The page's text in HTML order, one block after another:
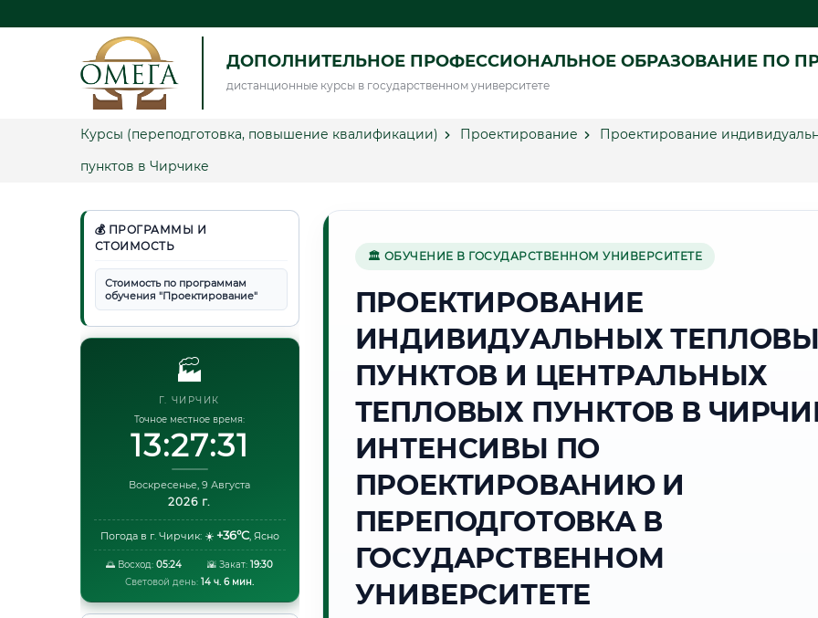
ДОПОЛНИТЕЛЬНОЕ ПРОФЕССИОНАЛЬНОЕ ОБРАЗОВАНИЕ ПО
дистанционные курсы в государственном университете
Курсы (переподготовка, повышение квалификации) Проектирование
Проектирование
пунктов в Чирчике
💰 ПРОГРАММЫ И
СТОИМОСТЬ
Стоимость по программам
обучения "Проектирование"
🏭
Г. ЧИРЧИК
Точное местное время:
13:27:32
Воскресенье, 9 Августа
2026 г.
Погода в г. Чирчик: ☀️ +36°C, Ясно
🌅 Восход:05:24 🌇 Закат: 19:30
Световой день: 14 ч. 6 мин.
🏛 ОБУЧЕНИЕ В ГОСУДАРСТВЕННОМ УНИВЕРСИТЕТЕ
ПРОЕКТИРОВАНИЕ
ИНДИВИДУАЛЬНЫХ
ПУНКТОВ И ЦЕНТРАЛЬНЫХ
ТЕПЛОВЫХ ПУНКТОВ В
ИНТЕНСИВЫ ПО
ПРОЕКТИРОВАНИЮ И
ПЕРЕПОДГОТОВКА В
ГОСУДАРСТВЕННОМ
УНИВЕРСИТЕТЕ